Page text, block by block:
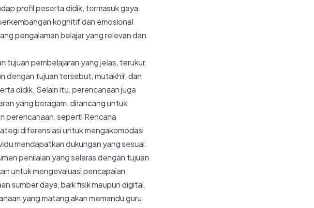
profil peserta didik, termasuk gaya
kognitif dan emosional
pengalaman belajar yang relevan dan
tujuan pembelajaran yang jelas, terukur,
dengan tujuan tersebut, mutakhir, dan
didik. Selain itu, perencanaan juga
yang beragam, dirancang untuk
perencanaan, seperti Rencana
diferensiasi untuk mengakomodasi
mendapatkan dukungan yang sesuai.
penilaian yang selaras dengan tujuan
untuk mengevaluasi pencapaian
sumber daya, baik fisik maupun digital,
yang matang akan memandu guru